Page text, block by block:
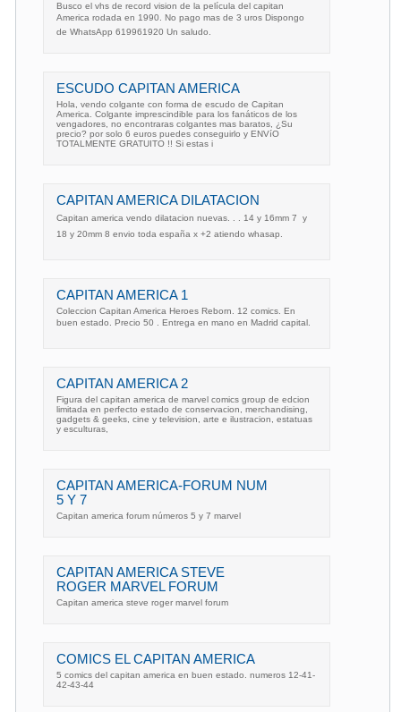
Busco el vhs de record vision de la película del capitan
America rodada en 1990. No pago mas de 3 uros Dispongo
de WhatsApp 619961920 Un saludo.
ESCUDO CAPITAN AMERICA
Hola, vendo colgante con forma de escudo de Capitan
America. Colgante imprescindible para los fanáticos de los
vengadores, no encontraras colgantes mas baratos, ¿Su
precio? por solo 6 euros puedes conseguirlo y ENVíO
TOTALMENTE GRATUITO !! Si estas i
CAPITAN AMERICA DILATACION
Capitan america vendo dilatacion nuevas. . . 14 y 16mm 7  y
18 y 20mm 8 envio toda españa x +2 atiendo whasap.
CAPITAN AMERICA 1
Coleccion Capitan America Heroes Reborn. 12 comics. En
buen estado. Precio 50 . Entrega en mano en Madrid capital.
CAPITAN AMERICA 2
Figura del capitan america de marvel comics group de edcion
limitada en perfecto estado de conservacion, merchandising,
gadgets & geeks, cine y television, arte e ilustracion, estatuas
y esculturas,
CAPITAN AMERICA-FORUM NUM
5 Y 7
Capitan america forum números 5 y 7 marvel
CAPITAN AMERICA STEVE
ROGER MARVEL FORUM
Capitan america steve roger marvel forum
COMICS EL CAPITAN AMERICA
5 comics del capitan america en buen estado. numeros 12-41-
42-43-44